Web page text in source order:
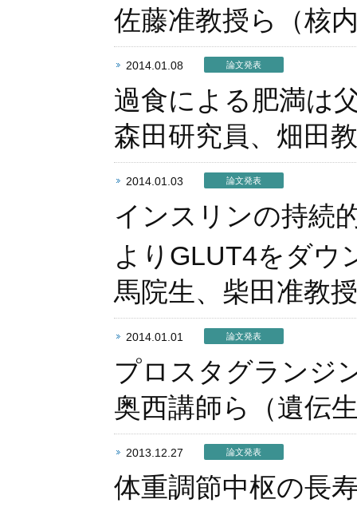
佐藤准教授ら（核
2014.01.08 論文発表
過食による肥満は
森田研究員、畑田
2014.01.03 論文発表
インスリンの持続
よりGLUT4をダウ
馬院生、柴田准教
2014.01.01 論文発表
プロスタグランジ
奥西講師ら（遺伝
2013.12.27 論文発表
体重調節中枢の長